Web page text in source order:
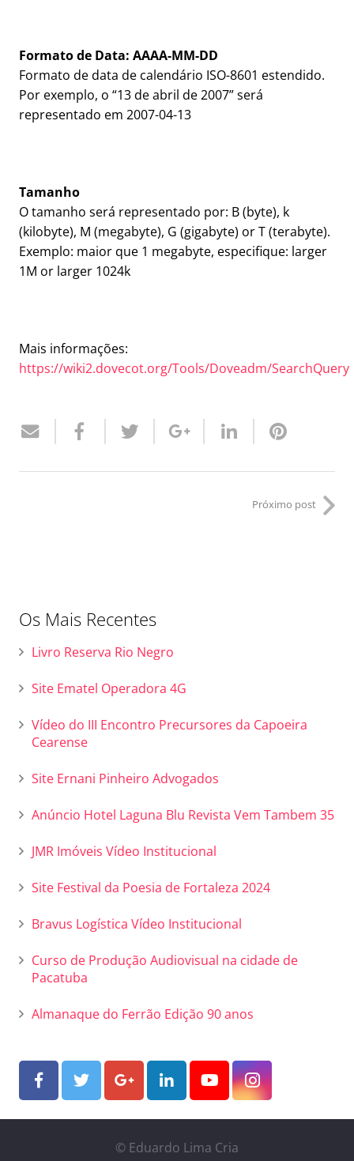
Formato de Data: AAAA-MM-DD
Formato de data de calendário ISO-8601 estendido.
Por exemplo, o “13 de abril de 2007” será
representado em 2007-04-13
Tamanho
O tamanho será representado por: B (byte), k
(kilobyte), M (megabyte), G (gigabyte) or T (terabyte).
Exemplo: maior que 1 megabyte, especifique: larger
1M or larger 1024k
Mais informações:
https://wiki2.dovecot.org/Tools/Doveadm/SearchQuery
Próximo post
Os Mais Recentes
Livro Reserva Rio Negro
Site Ematel Operadora 4G
Vídeo do III Encontro Precursores da Capoeira
Cearense
Site Ernani Pinheiro Advogados
Anúncio Hotel Laguna Blu Revista Vem Tambem 35
JMR Imóveis Vídeo Institucional
Site Festival da Poesia de Fortaleza 2024
Bravus Logística Vídeo Institucional
Curso de Produção Audiovisual na cidade de
Pacatuba
Almanaque do Ferrão Edição 90 anos
© Eduardo Lima Cria